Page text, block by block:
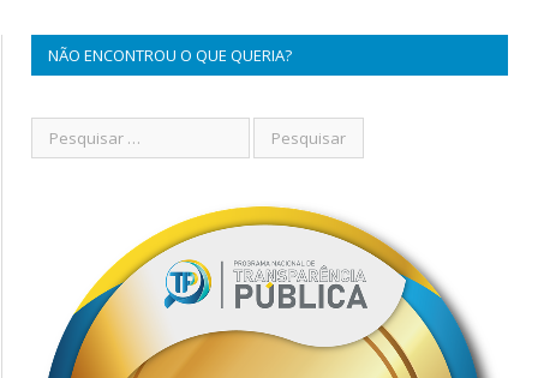
NÃO ENCONTROU O QUE QUERIA?